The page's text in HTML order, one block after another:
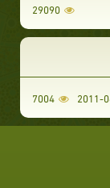
29090
7004